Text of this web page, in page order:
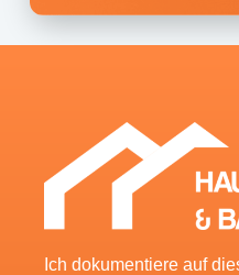
Ich dokumentiere auf